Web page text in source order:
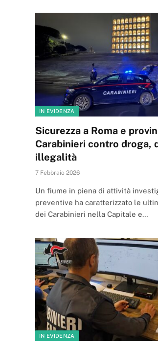
IN EVIDENZA
Sicurezza a Roma e
Carabinieri contro droga,
illegalità
7 Febbraio 2026
Un fiume in piena di attività
preventive ha caratterizzato le
dei Carabinieri nella Capitale e…
IN EVIDENZA